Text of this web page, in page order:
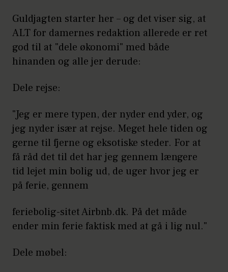
Guldjagten starter her – og det viser sig, at
ALT for damernes redaktion allerede er ret
god til at "dele økonomi" med både
hinanden og alle jer derude:
Dele rejse:
"Jeg er mere typen, der nyder end yder, og
jeg nyder især at rejse. Meget hele tiden og
gerne til fjerne og eksotiske steder. For at
få råd det til det har jeg gennem længere
tid lejet min bolig ud, de uger hvor jeg er
på ferie, gennem
feriebolig-sitet Airbnb.dk. På det måde
ender min ferie faktisk med at gå i lig nul."
Dele møbel: